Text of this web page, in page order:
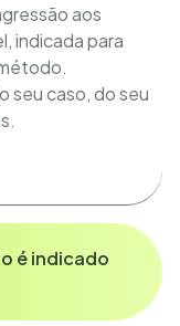
aos
indicada para
seu caso, do seu
é indicado